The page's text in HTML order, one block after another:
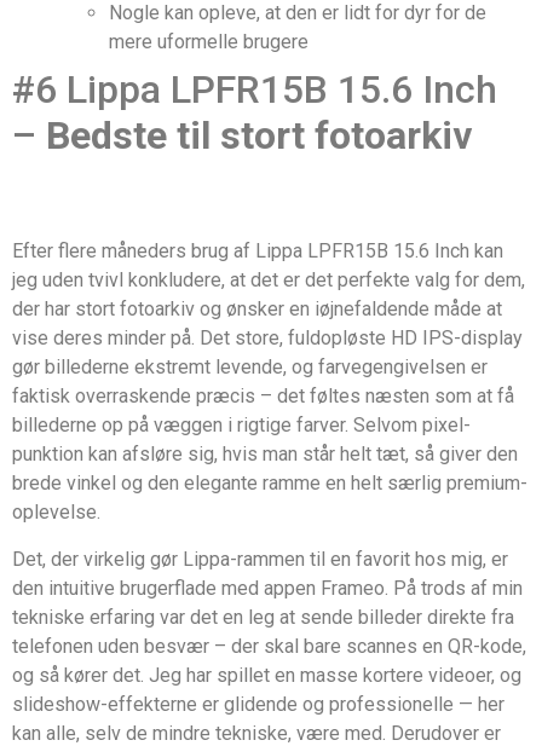
Nogle kan opleve, at den er lidt for dyr for de
mere uformelle brugere
#6 Lippa LPFR15B 15.6 Inch
– Bedste til stort fotoarkiv
Efter flere måneders brug af Lippa LPFR15B 15.6 Inch kan
jeg uden tvivl konkludere, at det er det perfekte valg for dem,
der har stort fotoarkiv og ønsker en iøjnefaldende måde at
vise deres minder på. Det store, fuldopløste HD IPS-display
gør billederne ekstremt levende, og farvegengivelsen er
faktisk overraskende præcis – det føltes næsten som at få
billederne op på væggen i rigtige farver. Selvom pixel-
punktion kan afsløre sig, hvis man står helt tæt, så giver den
brede vinkel og den elegante ramme en helt særlig premium-
oplevelse.
Det, der virkelig gør Lippa-rammen til en favorit hos mig, er
den intuitive brugerflade med appen Frameo. På trods af min
tekniske erfaring var det en leg at sende billeder direkte fra
telefonen uden besvær – der skal bare scannes en QR-kode,
og så kører det. Jeg har spillet en masse kortere videoer, og
slideshow-effekterne er glidende og professionelle — her
kan alle, selv de mindre tekniske, være med. Derudover er